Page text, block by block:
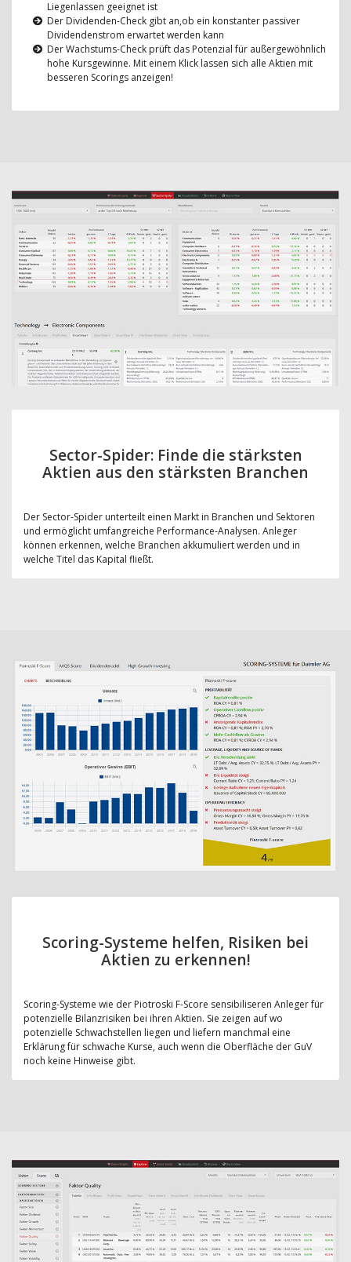
Liegenlassen geeignet ist
Der Dividenden-Check gibt an,ob ein konstanter passiver
Dividendenstrom erwartet werden kann
Der Wachstums-Check prüft das Potenzial für außergewöhnlich
hohe Kursgewinne. Mit einem Klick lassen sich alle Aktien mit
besseren Scorings anzeigen!
Sector-Spider: Finde die stärksten
Aktien aus den stärksten Branchen
Der Sector-Spider unterteilt einen Markt in Branchen und Sektoren
und ermöglicht umfangreiche Performance-Analysen. Anleger
können erkennen, welche Branchen akkumuliert werden und in
welche Titel das Kapital fließt.
Scoring-Systeme helfen, Risiken bei
Aktien zu erkennen!
Scoring-Systeme wie der Piotroski F-Score sensibiliseren Anleger für
potenzielle Bilanzrisiken bei ihren Aktien. Sie zeigen auf wo
potenzielle Schwachstellen liegen und liefern manchmal eine
Erklärung für schwache Kurse, auch wenn die Oberfläche der GuV
noch keine Hinweise gibt.